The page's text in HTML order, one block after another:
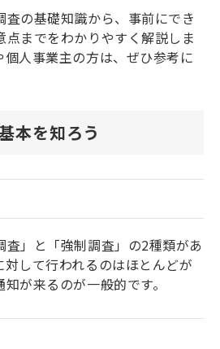
査の基礎知識から、事前にでき
点までをわかりやすく解説しま
人事業主の方は、ぜひ参考に
本を知ろう
」と「強制調査」の2種類があ
対して行われるのはほとんどが
が来るのが一般的です。